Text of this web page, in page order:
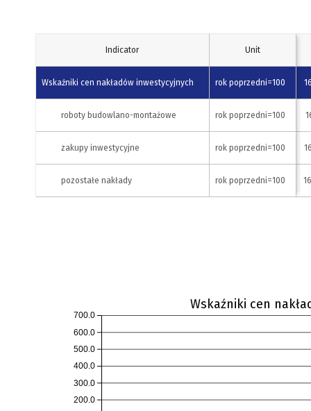
116,2 118,5 122,9 129,4
117,8 117,8 126,1
112,4 119,5 136,1
118,3 121,3 130,4
Indicator Unit
Wskaźniki cen nakładów inwestycyjnych rok poprzedni=100
roboty budowlano-montażowe rok poprzedni=100
zakupy inwestycyjne rok poprzedni=100
pozostałe nakłady rok poprzedni=100
200.0
300.0
400.0
500.0
600.0
700.0